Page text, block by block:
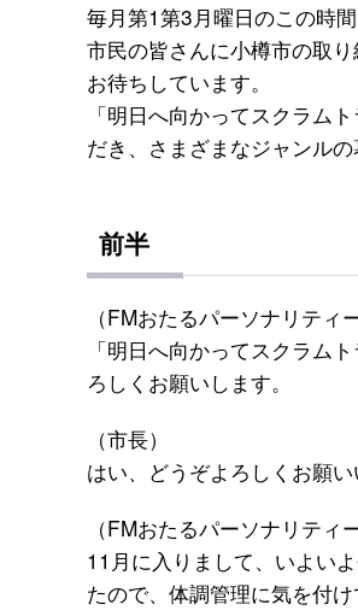
毎月第1第3月曜日のこの時
市民の皆さんに小樽市の取
お待ちしています。
「明日へ向かってスクラム
だき、さまざまなジャンル
前半
（FMおたるパーソナリティー
「明日へ向かってスクラム
ろしくお願いします。
（市長）
はい、どうぞよろしくお願い
（FMおたるパーソナリティー
11月に入りまして、いよい
たので、体調管理に気を付け